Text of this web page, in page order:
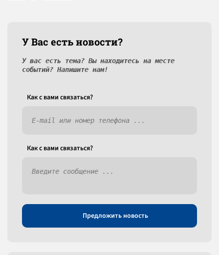
У Вас есть новости?
У вас есть тема? Вы находитесь на месте
событий? Напишите нам!
Как c вами связаться?
Как c вами связаться?
Предложить новость